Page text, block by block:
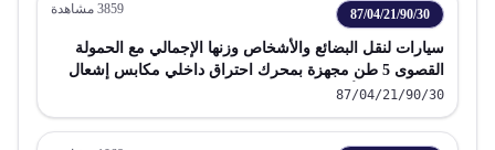
87/04/21/90/30
3859 مشاهدة
سيارات لنقل البضائع والأشخاص وزنها الإجمالي مع الحمولة
القصوى 5 طن مجهزة بمحرك احتراق داخلي مكابس إشعال
بالضغط ديزل أو نصف ديزل
87/04/21/90/30